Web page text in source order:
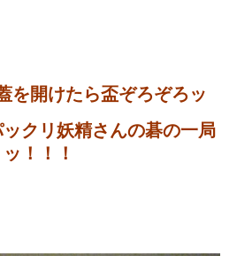
を開けたら盃ぞろぞろッ
クリ妖精さんの碁の一局
ッ！！！